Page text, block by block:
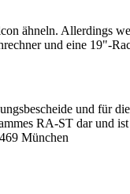
ähneln. Allerdings
und eine 19"-
und für
RA-ST dar und
München